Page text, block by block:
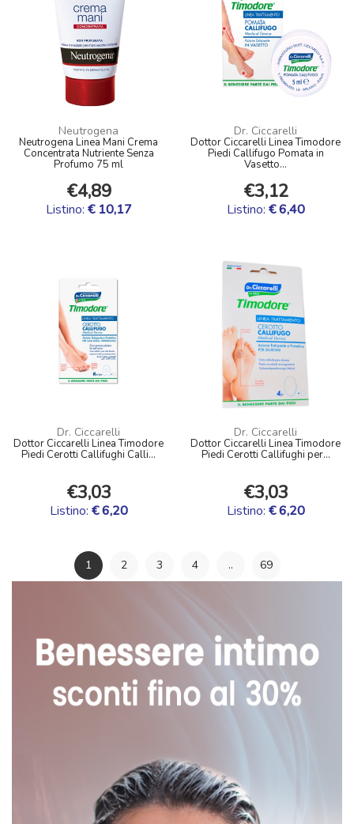
Neutrogena
Neutrogena Linea Mani Crema
Concentrata Nutriente Senza
Profumo 75 ml
€4,89
Listino: € 10,17
Dr. Ciccarelli
Dottor Ciccarelli Linea Timodore
Piedi Callifugo Pomata in
Vasetto...
€3,12
Listino: € 6,40
Dr. Ciccarelli
Dottor Ciccarelli Linea Timodore
Piedi Cerotti Callifughi Calli...
€3,03
Listino: € 6,20
Dr. Ciccarelli
Dottor Ciccarelli Linea Timodore
Piedi Cerotti Callifughi per...
€3,03
Listino: € 6,20
1 2 3 4 .. 69